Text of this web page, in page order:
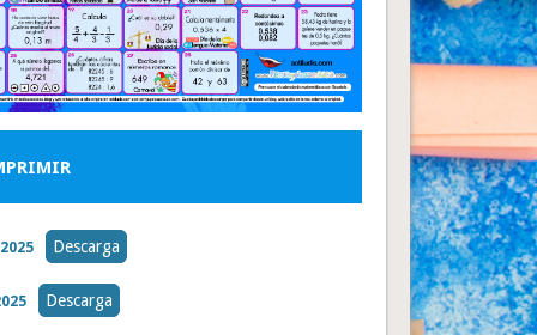
Descarga
Descarga